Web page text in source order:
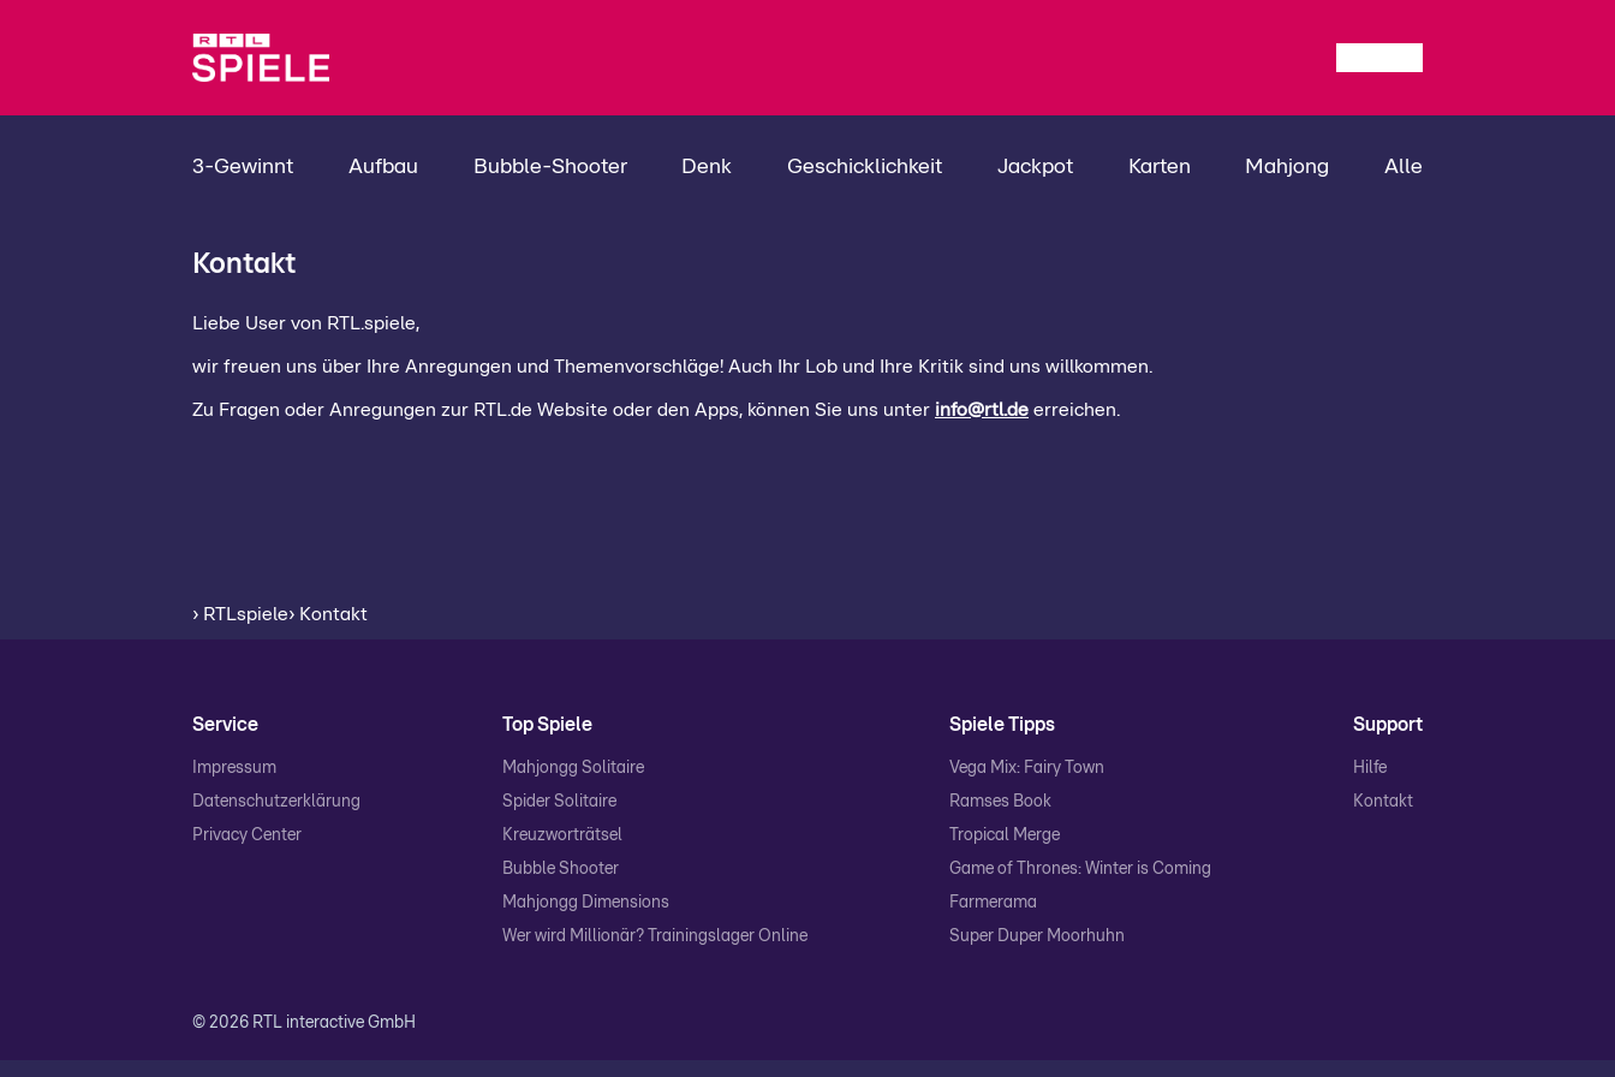
3-Gewinnt Aufbau Bubble-Shooter Denk Geschicklichkeit Jackpot Karten Mahjong Alle
Kontakt
Liebe User von RTL.spiele,
wir freuen uns über Ihre Anregungen und Themenvorschläge! Auch Ihr Lob und Ihre Kritik sind uns willkommen.
Zu Fragen oder Anregungen zur RTL.de Website oder den Apps, können Sie uns unter info@rtl.de erreichen.
› RTLspiele› Kontakt
Service
Impressum
Datenschutzerklärung
Privacy Center
Top Spiele
Mahjongg Solitaire
Spider Solitaire
Kreuzworträtsel
Bubble Shooter
Mahjongg Dimensions
Wer wird Millionär? Trainingslager Online
Spiele Tipps
Vega Mix: Fairy Town
Ramses Book
Tropical Merge
Game of Thrones: Winter is Coming
Farmerama
Super Duper Moorhuhn
Support
Hilfe
Kontakt
© 2026 RTL interactive GmbH